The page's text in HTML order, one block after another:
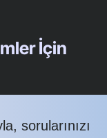
İçin
sorularınızı